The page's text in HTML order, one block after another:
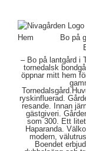
Hem
Bo på
– Bo på lantgård i
tornedalsk
öppnar mitt hem
ryskinfluerad.
resande. Innan
gästgiveri.
som 300. Ett
Haparanda.
modern,
Boendet